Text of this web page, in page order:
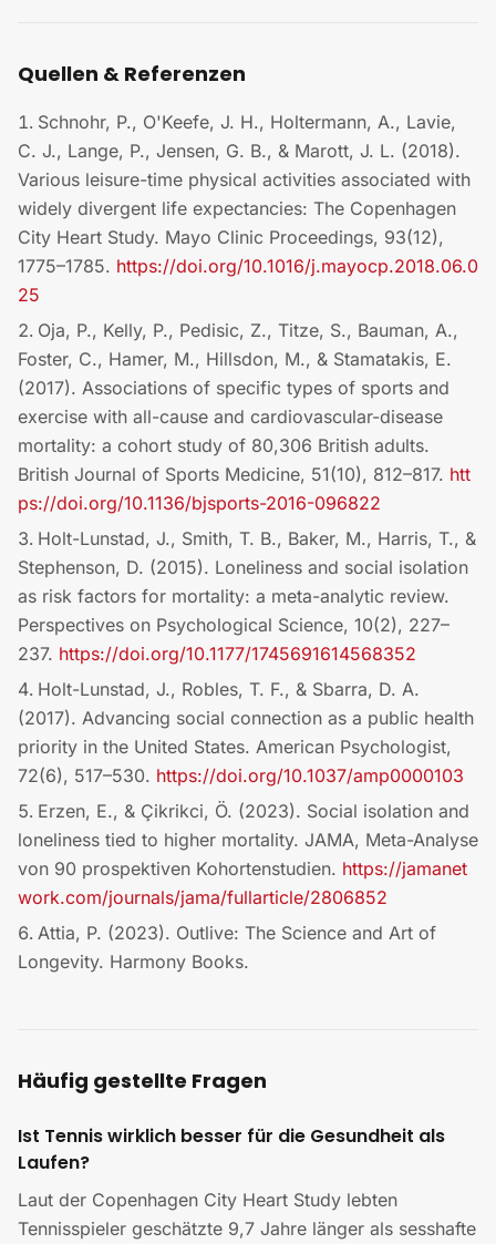
Quellen & Referenzen
Schnohr, P., O'Keefe, J. H., Holtermann, A., Lavie,
C. J., Lange, P., Jensen, G. B., & Marott, J. L. (2018).
Various leisure-time physical activities associated with
widely divergent life expectancies: The Copenhagen
City Heart Study. Mayo Clinic Proceedings, 93(12),
1775–1785. https://doi.org/10.1016/j.mayocp.2018.06.0
25
Oja, P., Kelly, P., Pedisic, Z., Titze, S., Bauman, A.,
Foster, C., Hamer, M., Hillsdon, M., & Stamatakis, E.
(2017). Associations of specific types of sports and
exercise with all-cause and cardiovascular-disease
mortality: a cohort study of 80,306 British adults.
British Journal of Sports Medicine, 51(10), 812–817. htt
ps://doi.org/10.1136/bjsports-2016-096822
Holt-Lunstad, J., Smith, T. B., Baker, M., Harris, T., &
Stephenson, D. (2015). Loneliness and social isolation
as risk factors for mortality: a meta-analytic review.
Perspectives on Psychological Science, 10(2), 227–
237. https://doi.org/10.1177/1745691614568352
Holt-Lunstad, J., Robles, T. F., & Sbarra, D. A.
(2017). Advancing social connection as a public health
priority in the United States. American Psychologist,
72(6), 517–530. https://doi.org/10.1037/amp0000103
Erzen, E., & Çikrikci, Ö. (2023). Social isolation and
loneliness tied to higher mortality. JAMA, Meta-Analyse
von 90 prospektiven Kohortenstudien. https://jamanet
work.com/journals/jama/fullarticle/2806852
Attia, P. (2023). Outlive: The Science and Art of
Longevity. Harmony Books.
Häufig gestellte Fragen
Ist Tennis wirklich besser für die Gesundheit als
Laufen?
Laut der Copenhagen City Heart Study lebten
Tennisspieler geschätzte 9,7 Jahre länger als sesshafte